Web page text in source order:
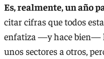
Es, realmente, un año
citar cifras que todos
enfatiza —y hace bien—
unos sectores a otros,